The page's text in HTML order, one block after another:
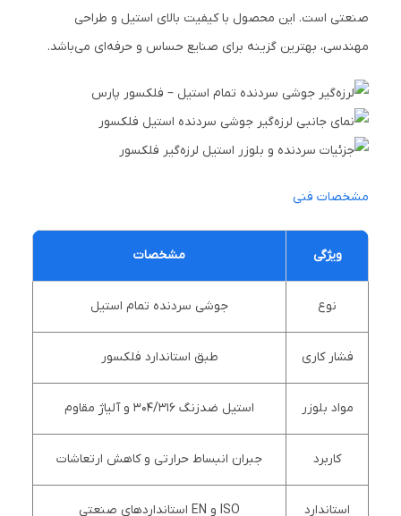
صنعتی است. این محصول با کیفیت بالای استیل و طراحی
مهندسی، بهترین گزینه برای صنایع حساس و حرفه‌ای می‌باشد.
مشخصات فنی
ویژگی مشخصات
نوع جوشی سردنده تمام استیل
فشار کاری طبق استاندارد فلکسور
مواد بلوزر استیل ضدزنگ 304/316 و آلیاژ مقاوم
کاربرد جبران انبساط حرارتی و کاهش ارتعاشات
استاندارد ISO و EN استانداردهای صنعتی